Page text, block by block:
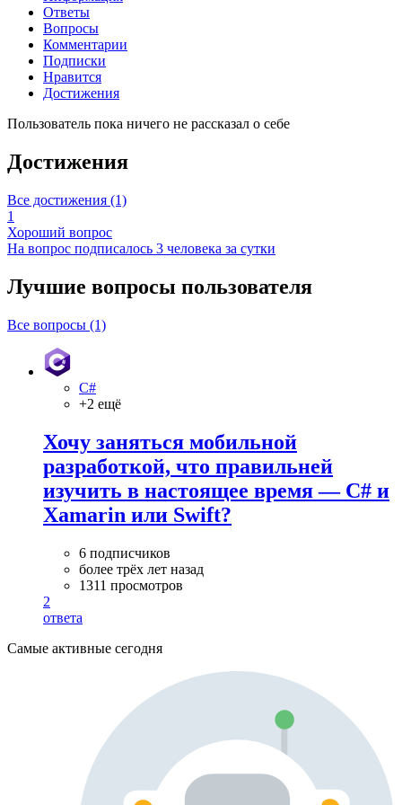
Ответы
Вопросы
Комментарии
Подписки
Нравится
Достижения
Пользователь пока ничего не рассказал о себе
Достижения
Все достижения (1)
1
Хороший вопрос
На вопрос подписалось 3 человека за сутки
Лучшие вопросы пользователя
Все вопросы (1)
C#
+2 ещё
Хочу заняться мобильной
разработкой, что правильней
изучить в настоящее время — C# и
Xamarin или Swift?
6 подписчиков
более трёх лет назад
1311 просмотров
2
ответа
Самые активные сегодня